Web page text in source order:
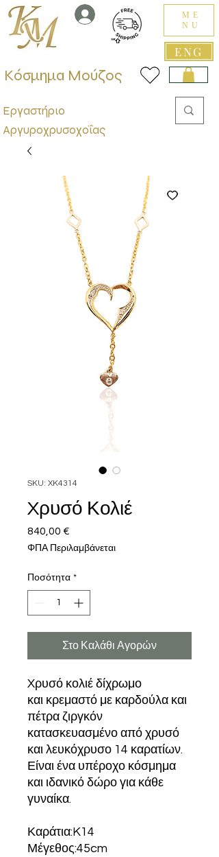
ENG
ME
NU
Εργαστήριο
Αργυροχρυσοχοΐας
Κόσμημα Μούζος
SKU: XK4314
Xρυσό Κολιέ
840,00 €
ΦΠΑ Περιλαμβάνεται
Ποσότητα *
Στο Καλάθι Αγορών
Xρυσό κολιέ δίχρωμο
και κρεμαστό με καρδούλα και
πέτρα ζιργκόν
κατασκευασμένο από χρυσό
και λευκόχρυσο 14 καρατίων.
Είναι ένα υπέροχο κόσμημα
και ιδανικό δώρο για κάθε
γυναίκα.
Καράτια:K14
Μέγεθος:45cm